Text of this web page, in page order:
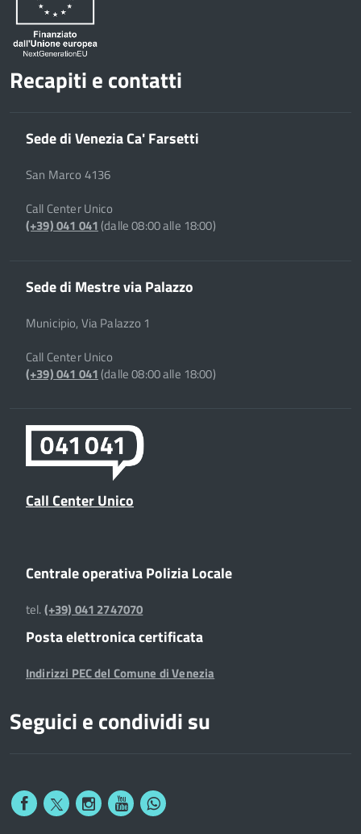
Recapiti e contatti
Sede di Venezia Ca' Farsetti
San Marco 4136
Call Center Unico
(+39) 041 041(dalle 08:00 alle 18:00)
Sede di Mestre via Palazzo
Municipio, Via Palazzo 1
Call Center Unico
(+39) 041 041(dalle 08:00 alle 18:00)
Call Center Unico
Centrale operativa Polizia Locale
tel.(+39) 041 2747070
Posta elettronica certificata
Indirizzi PEC del Comune di Venezia
Seguici e condividi su